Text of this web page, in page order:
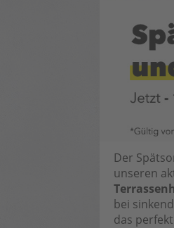
Der
unseren
bei
das